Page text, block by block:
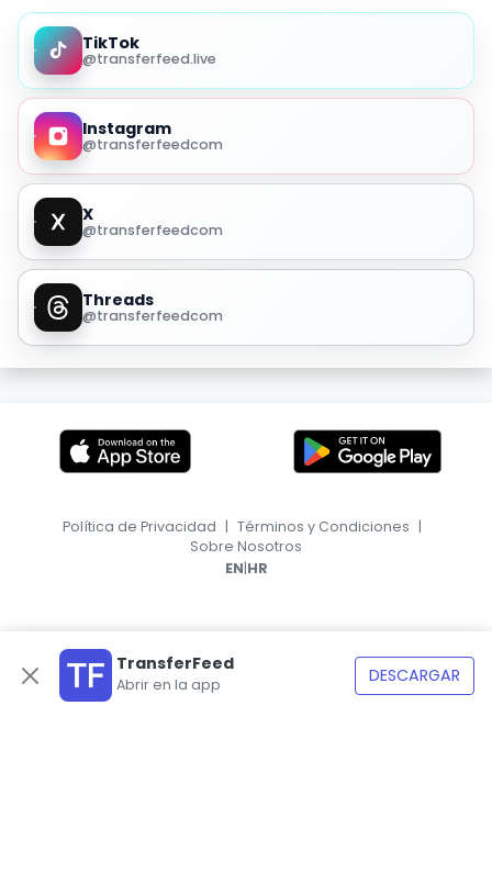
TikTok
@transferfeed.live
Instagram
@transferfeedcom
X
@transferfeedcom
Threads
@transferfeedcom
TransferFeed
Abrir en la app DESCARGAR
Política de Privacidad | Términos y Condiciones |
Sobre Nosotros
EN|HR